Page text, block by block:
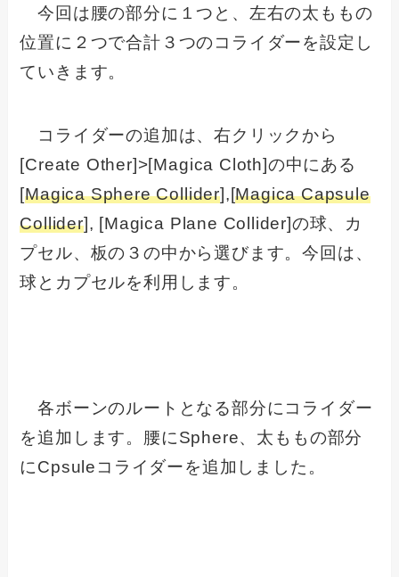
今回は腰の部分に１つと、左右の太ももの
位置に２つで合計３つのコライダーを設定し
ていきます。
コライダーの追加は、右クリックから
[Create Other]>[Magica Cloth]の中にある
[Magica Sphere Collider],[Magica Capsule
Collider], [Magica Plane Collider]の球、カ
プセル、板の３の中から選びます。今回は、
球とカプセルを利用します。
各ボーンのルートとなる部分にコライダー
を追加します。腰にSphere、太ももの部分
にCpsuleコライダーを追加しました。